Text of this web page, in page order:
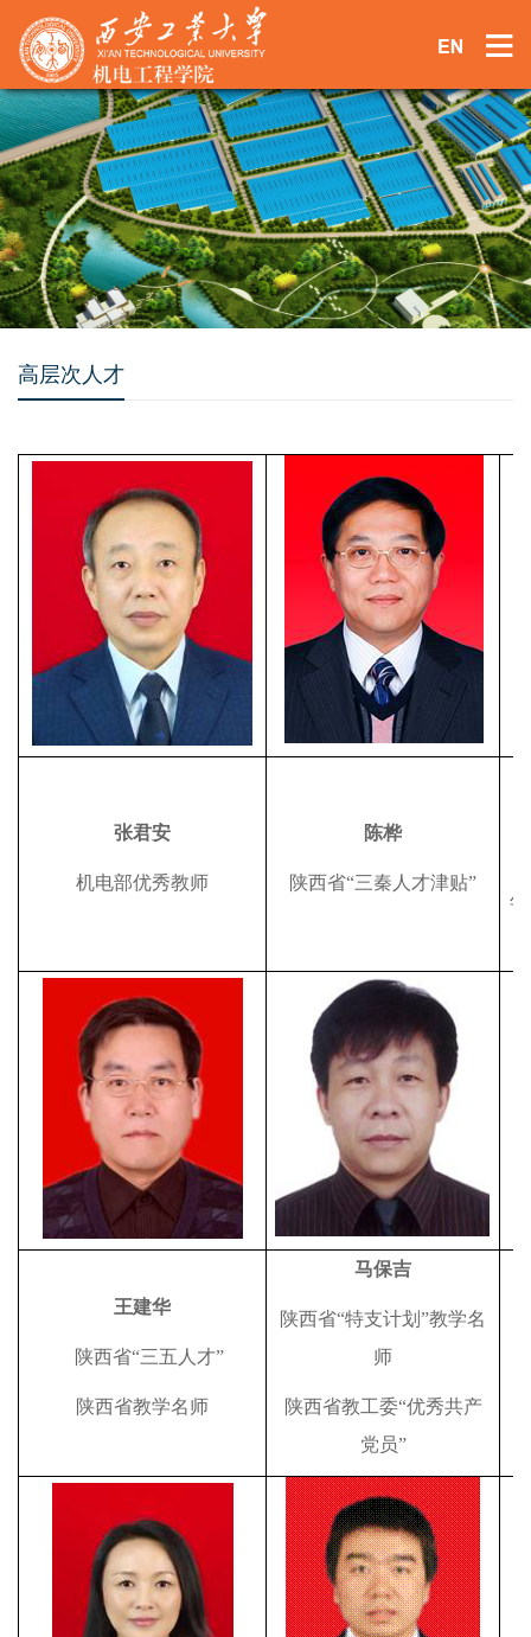
高层次人才
张君安
机电部优秀教师
陈桦
陕西省“三秦人才津贴”
王建华
陕西省“三五人才”
陕西省教学名师
马保吉
陕西省“特支计划”教学名
师
陕西省教工委“优秀共产
党员”